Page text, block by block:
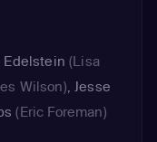
il cherche
est plus
Edelstein (Lisa
Wilson),Jesse
(Eric Foreman)